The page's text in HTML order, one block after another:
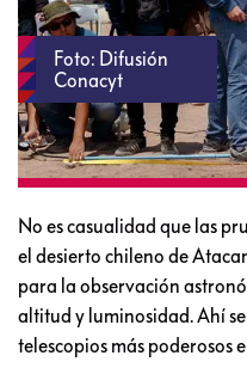
Foto: Difusión
Conacyt
No es casualidad que las
el desierto chileno de
para la observación
altitud y luminosidad. Ahí
telescopios más poderosos